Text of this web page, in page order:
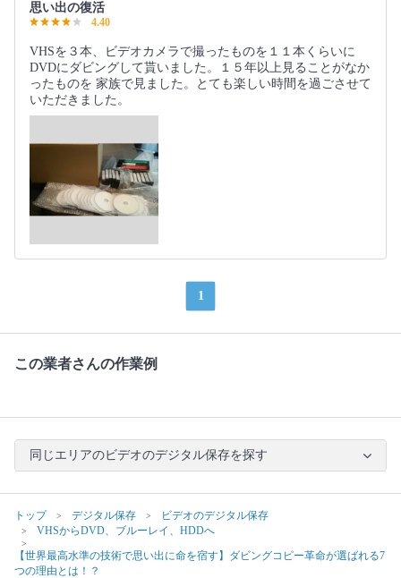
思い出の復活
4.40
VHSを３本、ビデオカメラで撮ったものを１１本くらいに
DVDにダビングして貰いました。１５年以上見ることがなか
ったものを 家族で見ました。とても楽しい時間を過ごさせて
いただきました。
1
この業者さんの作業例
同じエリアのビデオのデジタル保存を探す
トップ デジタル保存
ビデオのデジタル保存
VHSからDVD、ブルーレイ、HDDへ
【世界最高水準の技術で思い出に命を宿す】ダビングコピー革命が選ばれる7
つの理由とは！？